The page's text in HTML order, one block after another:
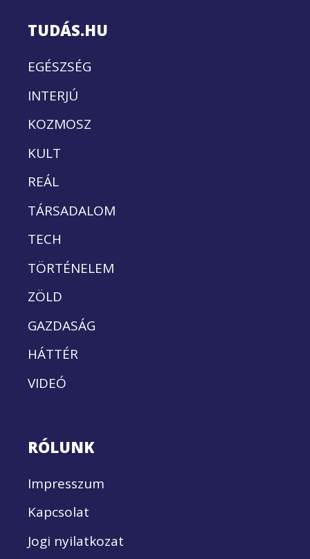
TUDÁS.HU
EGÉSZSÉG
INTERJÚ
KOZMOSZ
KULT
REÁL
TÁRSADALOM
TECH
TÖRTÉNELEM
ZÖLD
GAZDASÁG
HÁTTÉR
VIDEÓ
RÓLUNK
Impresszum
Kapcsolat
Jogi nyilatkozat